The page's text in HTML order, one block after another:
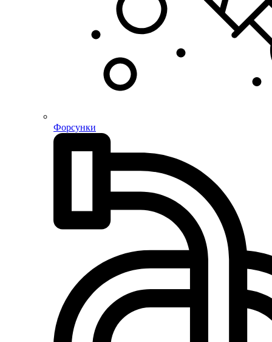
Форсунки